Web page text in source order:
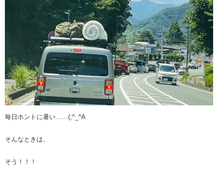
毎日ホントに暑い……(;^_^A
そんなときは、
そう！！！